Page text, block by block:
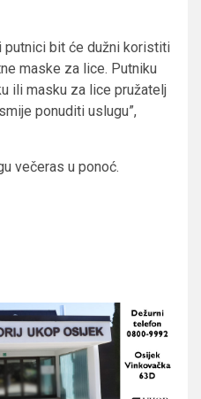
putnici bit će dužni koristiti
maske za lice. Putniku
ili masku za lice pružatelj
ponuditi uslugu”,
večeras u ponoć.